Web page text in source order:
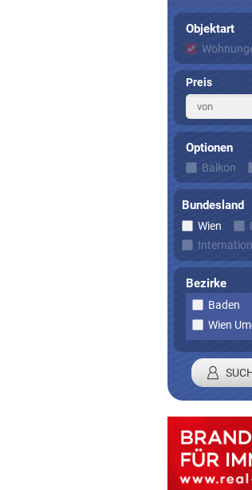
Objektart
Preis
Optionen
Balkon
Bundesland
Wien
Bezirke
Baden
Wien